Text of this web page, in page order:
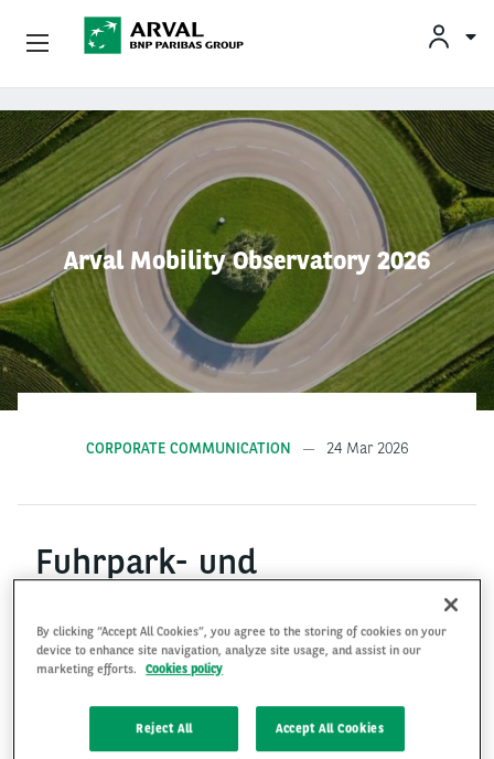
Direkt zum Inhalt
Arval Mobility Observatory 2026
CORPORATE COMMUNICATION 24 Mar 2026
Fuhrpark- und
Mobilitätsbarometer 2026:
Unternehmen setzen in
Fuhrparks vermehrt auf
Gebrauchtwagen und E-
Privatkunden
Gewerbekunden
Flottenkunden
Partner
Über Arval
Fahrercenter
By clicking “Accept All Cookies”, you agree to the storing of cookies on your
device to enhance site navigation, analyze site usage, and assist in our
marketing efforts.
Cookies policy
Reject All Accept All Cookies